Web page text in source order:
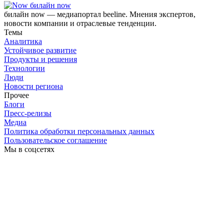
билайн now
билайн now — медиапортал beeline. Мнения экспертов,
новости компании и отраслевые тенденции.
Темы
Аналитика
Устойчивое развитие
Продукты и решения
Технологии
Люди
Новости региона
Прочее
Блоги
Пресс-релизы
Медиа
Политика обработки персональных данных
Пользовательское соглашение
Мы в соцсетях